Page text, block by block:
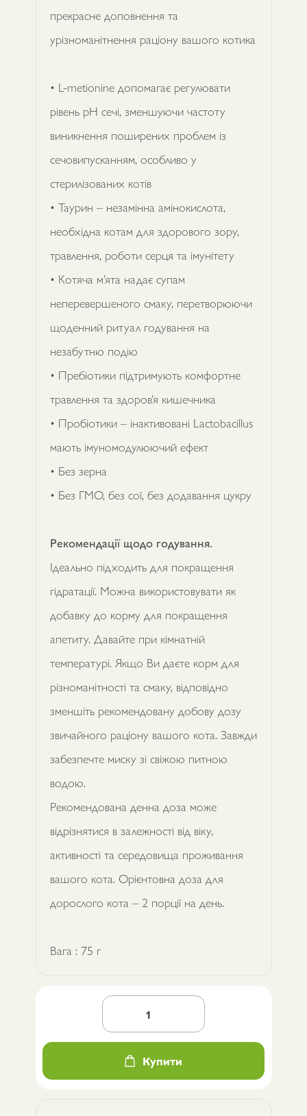
прекрасне доповнення та
урізноманітнення раціону вашого котика
• L-metionine допомагає регулювати
рівень pH сечі, зменшуючи частоту
виникнення поширених проблем із
сечовипусканням, особливо у
стерилізованих котів
• Таурин – незамінна амінокислота,
необхідна котам для здорового зору,
травлення, роботи серця та імунітету
• Котяча м’ята надає супам
неперевершеного смаку, перетворюючи
щоденний ритуал годування на
незабутню подію
• Пребіотики підтримують комфортне
травлення та здоров’я кишечника
• Пробіотики – інактивовані Lactobacillus
мають імуномодулюючий ефект
• Без зерна
• Без ГМО, без сої, без додавання цукру
Рекомендації щодо годування.
Ідеально підходить для покращення
гідратації. Можна використовувати як
добавку до корму для покращення
апетиту. Давайте при кімнатній
температурі. Якщо Ви даєте корм для
різноманітності та смаку, відповідно
зменшіть рекомендовану добову дозу
звичайного раціону вашого кота. Завжди
забезпечте миску зі свіжою питною
водою.
Рекомендована денна доза може
відрізнятися в залежності від віку,
активності та середовища проживання
вашого кота. Орієнтовна доза для
дорослого кота – 2 порції на день.
Вага : 75 г
Корм
"Суп
Купити